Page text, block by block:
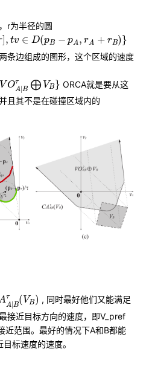
r为半径的圆
, tv ∈ D(pB − pA, rA + rB) }
τ t ∈ D(p B
条边组成的图形，这个区域的速度
V Oτ
A| B ⨁ VB}
VOA Bτ⨁V B }ORCA就是要从这
且其不是在碰撞区域内的
τ
A|B( VB)
A Bτ(V )
, 同时最好他们又能满足
接近目标方向的速度，即V_pref
近范围。最好的情况下A和B都能
标速度的速度。